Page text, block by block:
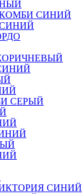
СИНИЙ
СЕРЫЙ
СИНИЙ